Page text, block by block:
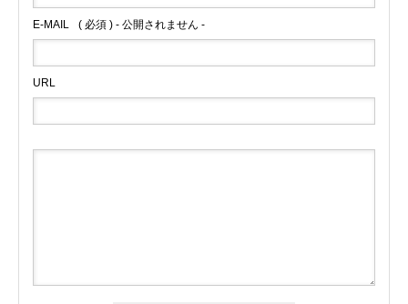
E-MAIL ( 必須 ) - 公開されません -
URL